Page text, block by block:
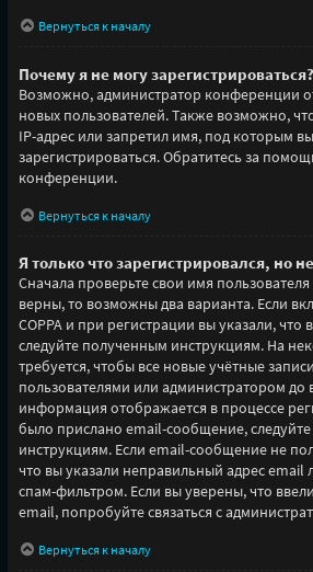
Вернуться к началу
Почему я не могу зарегистрироваться?
Возможно, администратор конференции
новых пользователей. Также возможно,
IP-адрес или запретил имя, под которым
зарегистрироваться. Обратитесь за
конференции.
Вернуться к началу
Я только что зарегистрировался, но
Сначала проверьте свои имя
верны, то возможны два варианта. Если
COPPA и при регистрации вы указали, что
следуйте полученным инструкциям. На
требуется, чтобы все новые учётные
пользователями или администратором до
информация отображается в процессе
было прислано email-сообщение,
инструкциям. Если email-сообщение не
что вы указали неправильный адрес email
спам-фильтром. Если вы уверены, что
email, попробуйте связаться с
Вернуться к началу